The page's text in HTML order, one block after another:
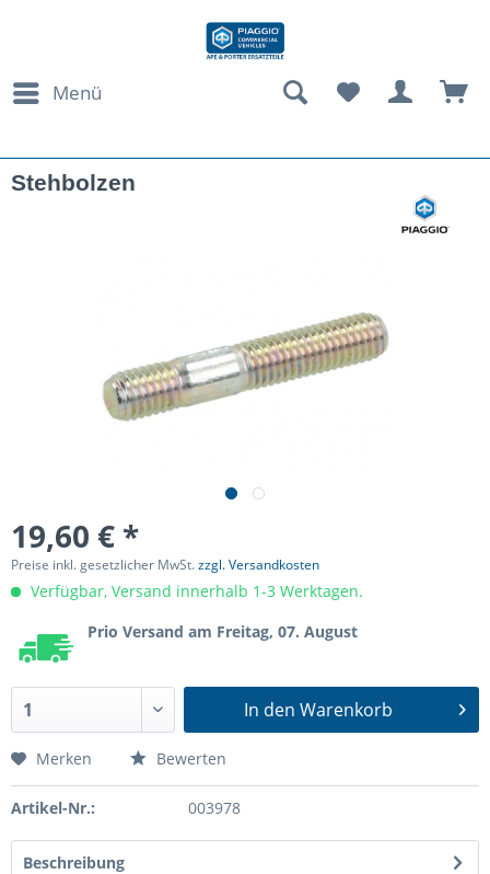
Menü
Stehbolzen
19,60 € *
Preise inkl. gesetzlicher MwSt.zzgl. Versandkosten
Verfügbar, Versand innerhalb 1-3 Werktagen.
Prio Versand am Freitag, 07. August
In den Warenkorb
Merken Bewerten
Artikel-Nr.: 003978
Beschreibung